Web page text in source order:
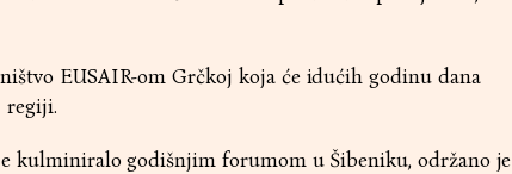
EUSAIR-om Grčkoj koja će idućih godinu dana
regiji.
kulminiralo godišnjim forumom u Šibeniku, održano je